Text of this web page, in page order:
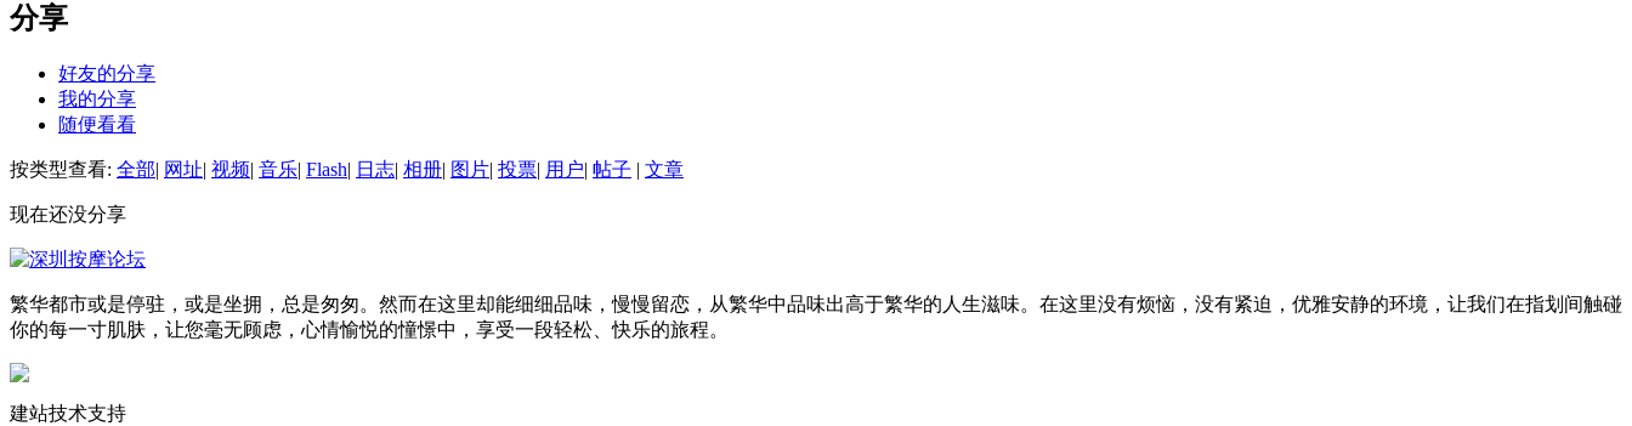
分享
好友的分享
我的分享
随便看看
按类型查看: 全部| 网址| 视频| 音乐| Flash| 日志| 相册| 图片| 投票| 用户| 帖子 | 文章
现在还没分享
繁华都市或是停驻，或是坐拥，总是匆匆。然而在这里却能细细品味，慢慢留恋，从繁华中品味出高于繁华的人生滋味。在这里没有烦恼，没有紧迫，优雅安静的环境，让我们在指划间触碰
你的每一寸肌肤，让您毫无顾虑，心情愉悦的憧憬中，享受一段轻松、快乐的旅程。
建站技术支持